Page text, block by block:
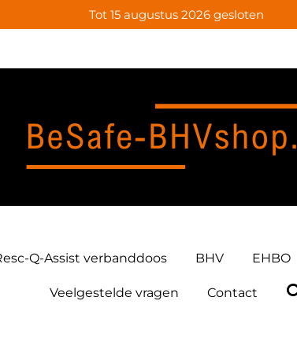
Tot 15 augustus 2026 gesloten
Q-Assist verbanddoos BHV EHBO
Veelgestelde vragen Contact